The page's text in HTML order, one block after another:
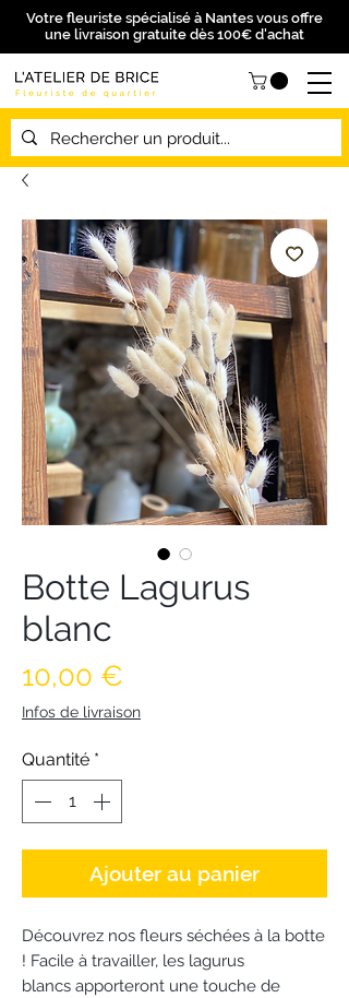
Votre fleuriste spécialisé à Nantes vous offre
une livraison gratuite dès 100€ d'achat
Botte Lagurus
blanc
10,00 €
Infos de livraison
Quantité *
Ajouter au panier
Découvrez nos fleurs séchées à la botte
! Facile à travailler, les lagurus
blancs apporteront une touche de